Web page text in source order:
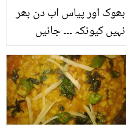
بھوک اور پیاس اب دن بھر
نہیں کیونکہ ۔۔۔ جانیں
ماہرین سحری میں ایسا کیا
کھانے کا مشورہ دیتے ہیں
کہ جس کے بعد پورا دن
بھوک یا پیاس نہ لگے؟